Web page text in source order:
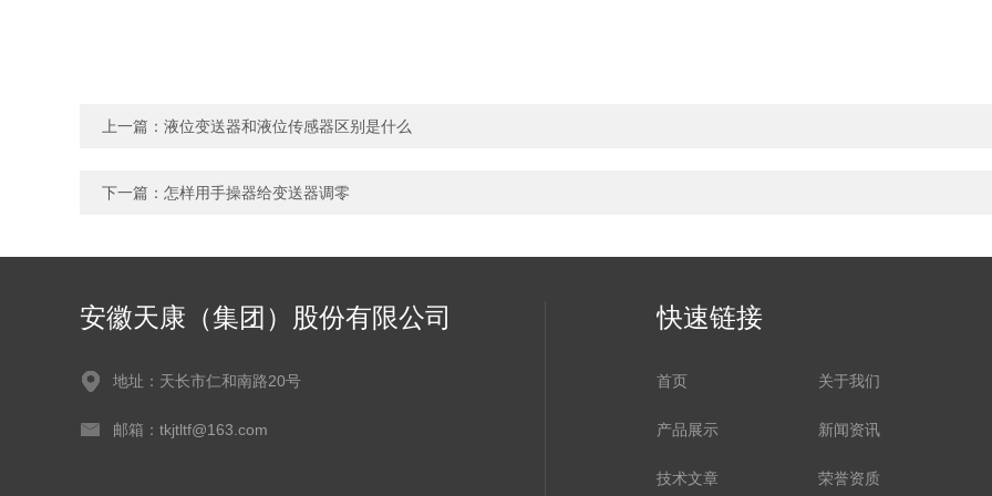
上一篇： 液位变送器和液位传感器区别是什么
下一篇： 怎样用手操器给变送器调零
安徽天康（集团）股份有限公司
地址：天长市仁和南路20号
邮箱：tkjtltf@163.com
快速链接
首页 关于我们
产品展示 新闻资讯
技术文章 荣誉资质